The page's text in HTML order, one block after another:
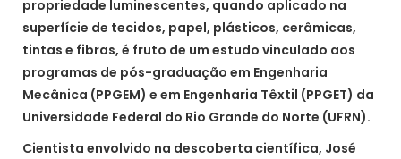
propriedade luminescentes, quando aplicado na
superfície de tecidos, papel, plásticos, cerâmicas,
tintas e fibras, é fruto de um estudo vinculado aos
programas de pós-graduação em Engenharia
Mecânica (PPGEM) e em Engenharia Têxtil (PPGET) da
Universidade Federal do Rio Grande do Norte (UFRN).
Cientista envolvido na descoberta científica, José